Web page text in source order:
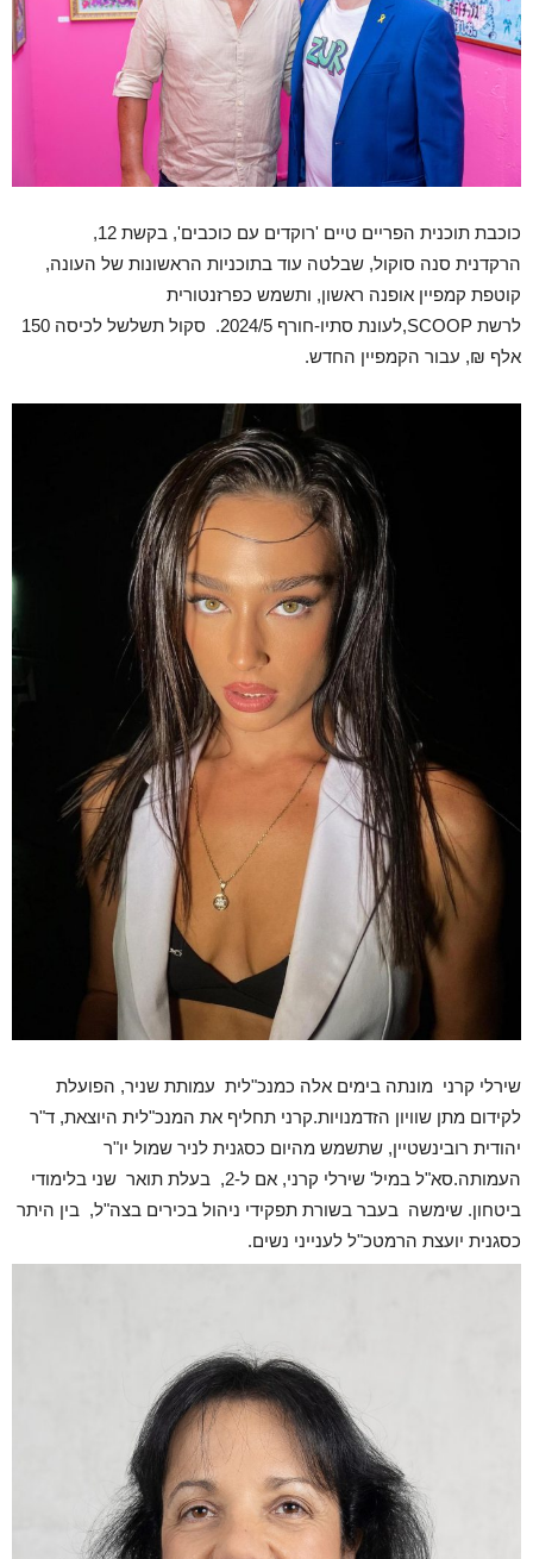
כוכבת תוכנית הפריים טיים 'רוקדים עם כוכבים', בקשת 12,
הרקדנית סנה סוקול, שבלטה עוד בתוכניות הראשונות של העונה,
קוטפת קמפיין אופנה ראשון, ותשמש כפרזנטורית
לרשת SCOOP,לעונת סתיו-חורף 2024/5. סקול תשלשל לכיסה 150
אלף ₪, עבור הקמפיין החדש.
שירלי קרני מונתה בימים אלה כמנכ"לית עמותת שניר, הפועלת
לקידום מתן שוויון הזדמנויות.קרני תחליף את המנכ"לית היוצאת, ד"ר
יהודית רובינשטיין, שתשמש מהיום כסגנית לניר שמול יו"ר
העמותה.סא"ל במיל' שירלי קרני, אם ל-2, בעלת תואר שני בלימודי
ביטחון. שימשה בעבר בשורת תפקידי ניהול בכירים בצה"ל, בין היתר
כסגנית יועצת הרמטכ"ל לענייני נשים.